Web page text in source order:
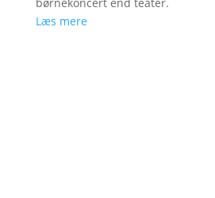
børnekoncert end teater.
Læs mere